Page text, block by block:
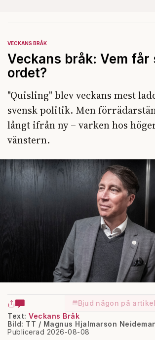
VECKANS BRÅK
Veckans bråk: Vem får
ordet?
"Quisling" blev veckans mest
svensk politik. Men
långt ifrån ny – varken hos
vänstern.
Bjud någon på
Text: Veckans Bråk
Publicerad 2026-08-08
Bild: TT / Magnus Hjalmarson